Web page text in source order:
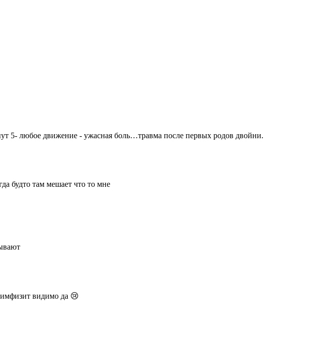
5- любое движение - ужасная боль…травма после первых родов двойни.
будто там мешает что то мне
видимо да 😢